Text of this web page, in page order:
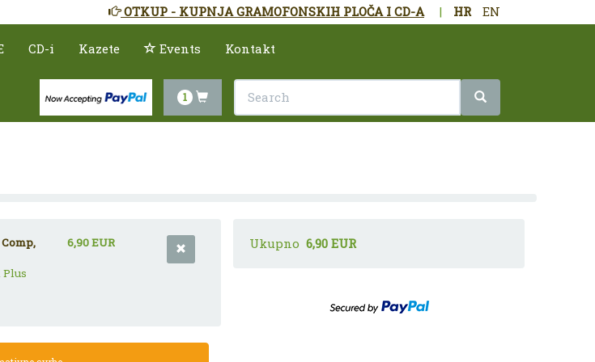
HR EN
|
OTKUP - KUPNJA GRAMOFONSKIH PLOČA I CD-A
CD-i Kazete Events Kontakt
1
Plus
6,90 EUR Ukupno 6,90 EUR